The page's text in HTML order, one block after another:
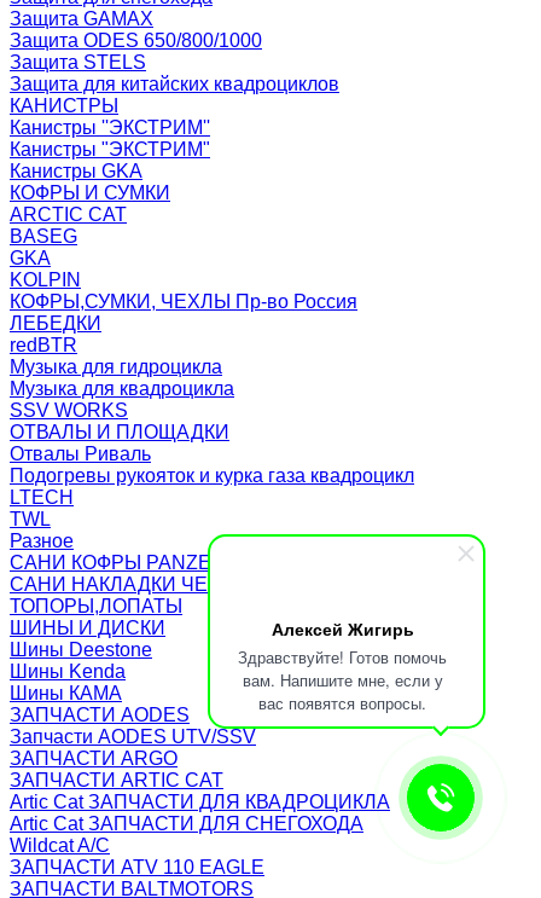
Алексей Жигирь
Здравствуйте! Готов помочь
вам. Напишите мне, если у
вас появятся вопросы.
Защита GAMAX
Защита ODES 650/800/1000
Защита STELS
Защита для китайских квадроциклов
КАНИСТРЫ
Канистры ''ЭКСТРИМ''
Канистры "ЭКСТРИМ"
Канистры GKA
КОФРЫ И СУМКИ
ARCTIC CAT
BASEG
GKA
KOLPIN
КОФРЫ,СУМКИ, ЧЕХЛЫ Пр-во Россия
ЛЕБЕДКИ
redBTR
Музыка для гидроцикла
Музыка для квадроцикла
SSV WORKS
ОТВАЛЫ И ПЛОЩАДКИ
Отвалы Риваль
Подогревы рукояток и курка газа квадроцикл
LTECH
TWL
Разное
САНИ КОФРЫ PANZERBOX
САНИ НАКЛАДКИ ЧЕХЛЫ Бьюско
ТОПОРЫ,ЛОПАТЫ
ШИНЫ И ДИСКИ
Шины Deestone
Шины Kenda
Шины КАМА
ЗАПЧАСТИ AODES
Запчасти AODES UTV/SSV
ЗАПЧАСТИ ARGO
ЗАПЧАСТИ ARTIC CAT
Artic Cat ЗАПЧАСТИ ДЛЯ КВАДРОЦИКЛА
Artic Cat ЗАПЧАСТИ ДЛЯ СНЕГОХОДА
Wildcat A/C
ЗАПЧАСТИ ATV 110 EAGLE
ЗАПЧАСТИ BALTMOTORS